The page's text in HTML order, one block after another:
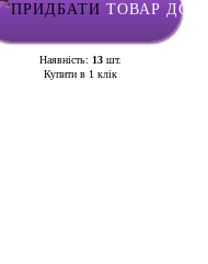
У КОШИК ТОВАР
Наявність: 13 шт.
Купити в 1 клік